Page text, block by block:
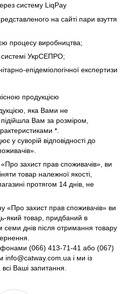
систему LiqPay
на сайті пари взуття
процесу виробництва;
системі УкрСЕПРО;
епідеміологічної експертизи
продукцією
яка Вами не
Вам за розміром,
*.
у суворій відповідності до
захист прав споживачів», ви
товар належної якості,
протягом 14 днів, не
«Про захист прав споживачів» ви
який товар, придбаний в
семи днів після отримання товару
(066) 413-71-41 або (067)
і ми із
Ваші запитання.